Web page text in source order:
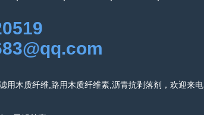
用木质纤维,路用木质纤维素,沥青抗剥落剂，欢迎来电